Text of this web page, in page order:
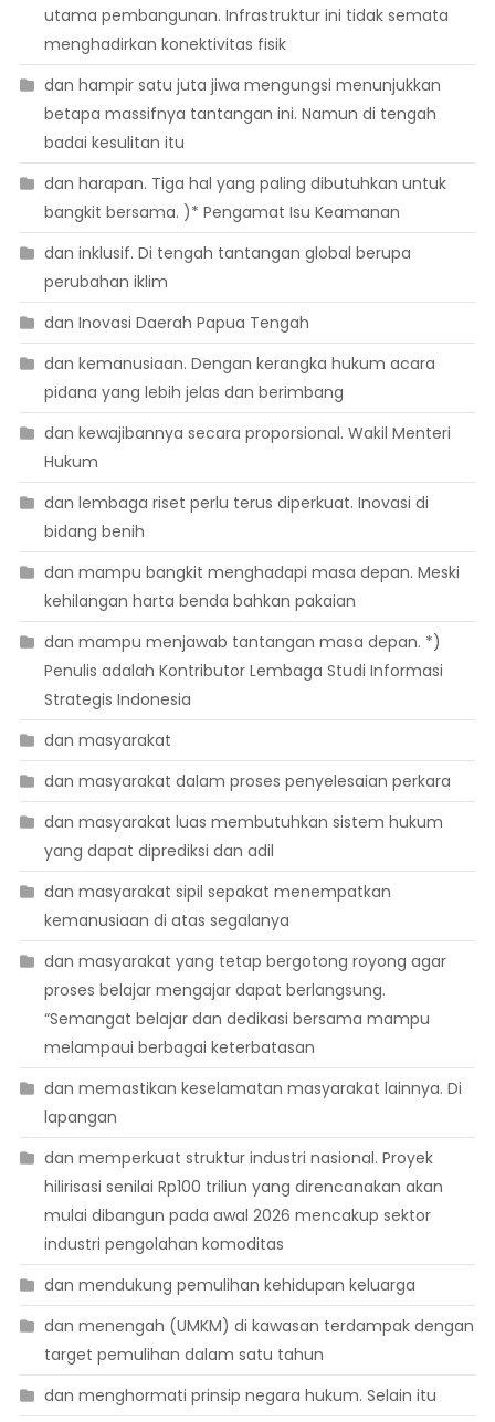
utama pembangunan. Infrastruktur ini tidak semata
menghadirkan konektivitas fisik
dan hampir satu juta jiwa mengungsi menunjukkan
betapa massifnya tantangan ini. Namun di tengah
badai kesulitan itu
dan harapan. Tiga hal yang paling dibutuhkan untuk
bangkit bersama. )* Pengamat Isu Keamanan
dan inklusif. Di tengah tantangan global berupa
perubahan iklim
dan Inovasi Daerah Papua Tengah
dan kemanusiaan. Dengan kerangka hukum acara
pidana yang lebih jelas dan berimbang
dan kewajibannya secara proporsional. Wakil Menteri
Hukum
dan lembaga riset perlu terus diperkuat. Inovasi di
bidang benih
dan mampu bangkit menghadapi masa depan. Meski
kehilangan harta benda bahkan pakaian
dan mampu menjawab tantangan masa depan. *)
Penulis adalah Kontributor Lembaga Studi Informasi
Strategis Indonesia
dan masyarakat
dan masyarakat dalam proses penyelesaian perkara
dan masyarakat luas membutuhkan sistem hukum
yang dapat diprediksi dan adil
dan masyarakat sipil sepakat menempatkan
kemanusiaan di atas segalanya
dan masyarakat yang tetap bergotong royong agar
proses belajar mengajar dapat berlangsung.
“Semangat belajar dan dedikasi bersama mampu
melampaui berbagai keterbatasan
dan memastikan keselamatan masyarakat lainnya. Di
lapangan
dan memperkuat struktur industri nasional. Proyek
hilirisasi senilai Rp100 triliun yang direncanakan akan
mulai dibangun pada awal 2026 mencakup sektor
industri pengolahan komoditas
dan mendukung pemulihan kehidupan keluarga
dan menengah (UMKM) di kawasan terdampak dengan
target pemulihan dalam satu tahun
dan menghormati prinsip negara hukum. Selain itu